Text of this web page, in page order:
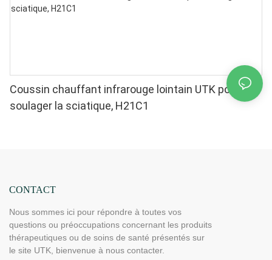
Coussin chauffant infrarouge lointain UTK pour
soulager la sciatique, H21C1
CONTACT
Nous sommes ici pour répondre à toutes vos
questions ou préoccupations concernant les produits
thérapeutiques ou de soins de santé présentés sur
le site UTK, bienvenue à nous contacter.